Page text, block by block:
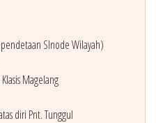
SInode Wilayah)
Magelang
diri Pnt. Tunggul